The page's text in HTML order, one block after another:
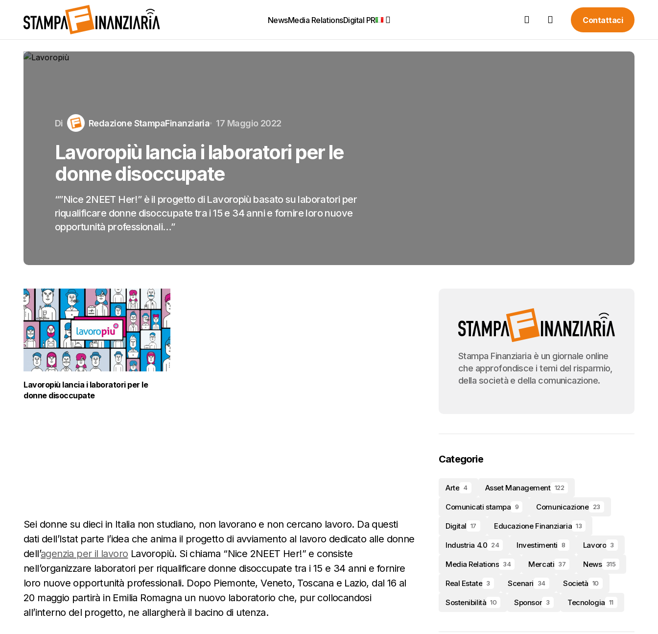
NewsMedia RelationsDigital PR Contattaci
Di Redazione StampaFinanziaria 17 Maggio 2022
Lavoropiù lancia i laboratori per le
donne disoccupate
“”Nice 2NEET Her!” è il progetto di Lavoropiù basato su laboratori per
riqualificare donne disoccupate tra i 15 e 34 anni e fornire loro nuove
opportunità professionali…”
Lavoropiù lancia i laboratori per le
donne disoccupate
Sei donne su dieci in Italia non studiano, non lavorano e non cercano lavoro. Da questi
dati dell’Istat parte l’idea che anima il progetto di avviamento al lavoro dedicato alle donne
dell’agenzia per il lavoro Lavoropiù. Si chiama “Nice 2NEET Her!” e consiste
nell’organizzare laboratori per riqualificare donne disoccupate tra i 15 e 34 anni e fornire
loro nuove opportunità professionali. Dopo Piemonte, Veneto, Toscana e Lazio, dal 16 al
20 maggio partirà in Emilia Romagna un nuovo laboratorio che, pur collocandosi
all’interno del progetto, ne allargherà il bacino di utenza.
Stampa Finanziaria è un giornale online
che approfondisce i temi del risparmio,
della società e della comunicazione.
Categorie
Arte 4 Asset Management 122
Comunicati stampa 9 Comunicazione 23
Digital 17 Educazione Finanziaria 13
Industria 4.0 24 Investimenti 8 Lavoro 3
Media Relations 34 Mercati 37 News 315
Real Estate 3 Scenari 34 Società 10
Sostenibilità 10 Sponsor 3 Tecnologia 11